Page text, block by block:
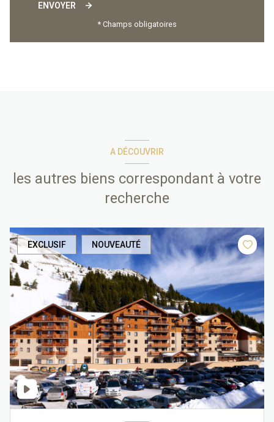
ENVOYER
* Champs obligatoires
A DÉCOUVRIR
les autres biens correspondant à votre
recherche
EXCLUSIF NOUVEAUTÉ